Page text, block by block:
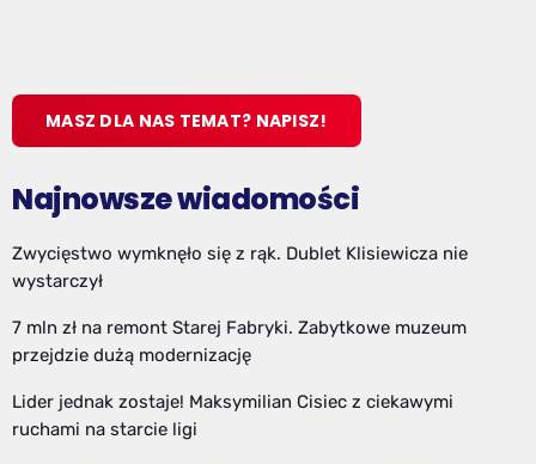
MASZ DLA NAS TEMAT? NAPISZ!
Najnowsze wiadomości
Zwycięstwo wymknęło się z rąk. Dublet Klisiewicza nie
wystarczył
7 mln zł na remont Starej Fabryki. Zabytkowe muzeum
przejdzie dużą modernizację
Lider jednak zostaje! Maksymilian Cisiec z ciekawymi
ruchami na starcie ligi